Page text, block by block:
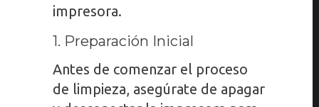
impresora.
1. Preparación Inicial
Antes de comenzar el proceso
de limpieza, asegúrate de apagar